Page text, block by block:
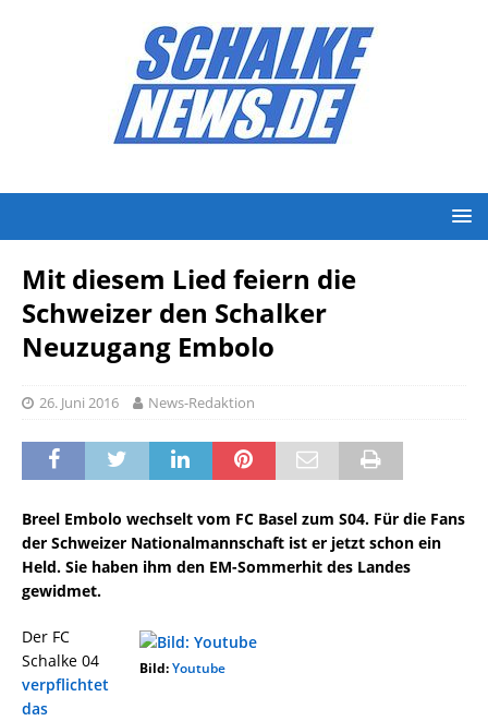
Mit diesem Lied feiern die
Schweizer den Schalker
Neuzugang Embolo
26. Juni 2016 News-Redaktion
Breel Embolo wechselt vom FC Basel zum S04. Für die Fans
der Schweizer Nationalmannschaft ist er jetzt schon ein
Held. Sie haben ihm den EM-Sommerhit des Landes
gewidmet.
Bild:Youtube
Der FC
Schalke 04
verpflichtet
das